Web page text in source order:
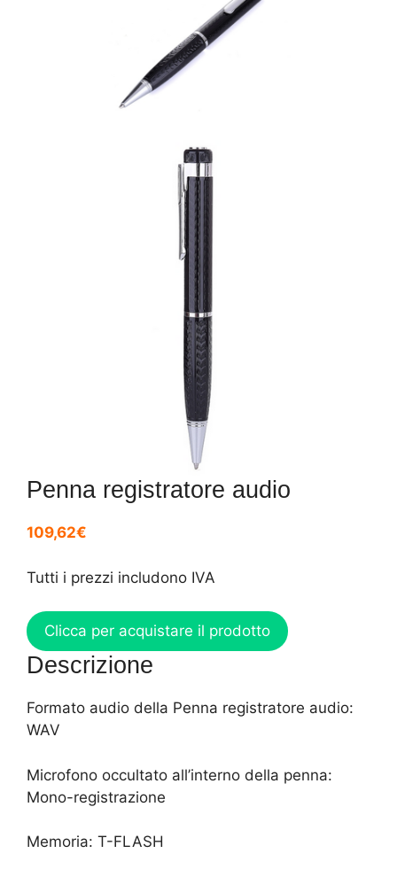
Penna registratore audio
109,62€
Tutti i prezzi includono IVA
Clicca per acquistare il prodotto
Descrizione
Formato audio della Penna registratore audio:
WAV
Microfono occultato all’interno della penna:
Mono-registrazione
Memoria: T-FLASH